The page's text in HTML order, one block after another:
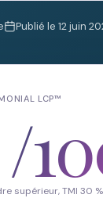
Publié le 12 juin
LCP™
supérieur, TMI 30 %